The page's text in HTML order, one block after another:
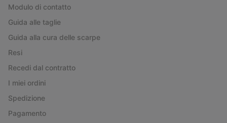
Modulo di contatto
Guida alle taglie
Guida alla cura delle scarpe
Resi
Recedi dal contratto
I miei ordini
Spedizione
Pagamento